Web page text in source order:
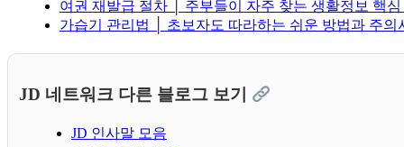
여권 재발급 절차 │ 주부들이 자주 찾는 생활정보 핵심
가습기 관리법 │ 초보자도 따라하는 쉬운 방법과 주의
JD 네트워크 다른 블로그 보기
JD 인사말 모음